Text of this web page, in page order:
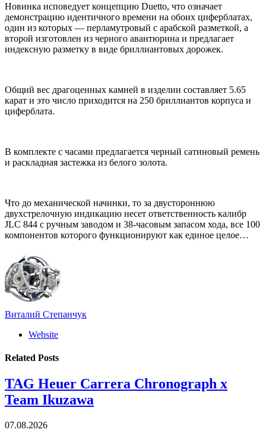
Новинка исповедует концепцию Duetto, что означает
демонстрацию идентичного времени на обоих циферблатах,
один из которых — перламутровый с арабской разметкой, а
второй изготовлен из черного авантюрина и предлагает
индексную разметку в виде бриллиантовых дорожек.
Общий вес драгоценных камней в изделии составляет 5.65
карат и это число приходится на 250 бриллиантов корпуса и
циферблата.
В комплекте с часами предлагается черный сатиновый ремень
и раскладная застежка из белого золота.
Что до механической начинки, то за двустороннюю
двухстрелочную индикацию несет ответственность калибр
JLC 844 с ручным заводом и 38-часовым запасом хода, все 100
компонентов которого функционируют как единое целое…
Виталий Степанчук
Website
Related Posts
TAG Heuer Carrera Chronograph x
Team Ikuzawa
07.08.2026